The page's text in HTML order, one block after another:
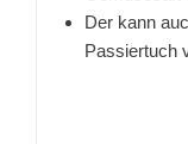
Der kann
Passiertuch